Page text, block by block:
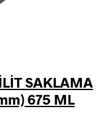
SAKLAMA
675 ML